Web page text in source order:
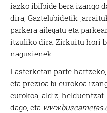
iazko ibilbide bera izango
dira, Gaztelubidetik
parkera ailegatu eta
itzuliko dira. Zirkuitu hori
nagusienek.
Lasterketan parte
eta prezioa bi eurokoa
eurokoa, aldiz,
dago, eta